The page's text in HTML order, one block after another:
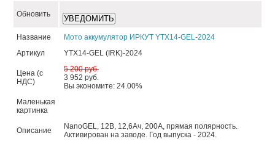
Обновить
Название
Мото аккумулятор ИРКУТ YTX14-GEL-2024
Артикул
YTX14-GEL (IRK)-2024
Цена (с
НДС)
5 200 руб.
3 952 руб.
Вы экономите: 24.00%
Маленькая
картинка
Описание
NanoGEL, 12В, 12,6Ач, 200А, прямая полярность.
Активирован на заводе. Год выпуска - 2024.